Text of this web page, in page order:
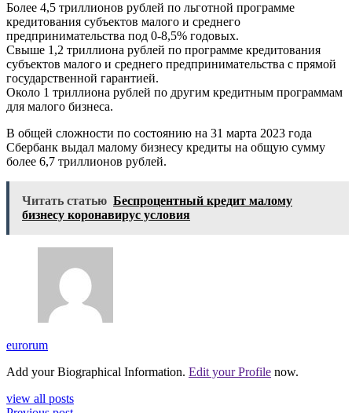
Более 4,5 триллионов рублей по льготной программе
кредитования субъектов малого и среднего
предпринимательства под 0-8,5% годовых.
Свыше 1,2 триллиона рублей по программе кредитования
субъектов малого и среднего предпринимательства с прямой
государственной гарантией.
Около 1 триллиона рублей по другим кредитным программам
для малого бизнеса.
В общей сложности по состоянию на 31 марта 2023 года
Сбербанк выдал малому бизнесу кредиты на общую сумму
более 6,7 триллионов рублей.
Читать статью Беспроцентный кредит малому
бизнесу коронавирус условия
eurorum
Add your Biographical Information. Edit your Profile now.
view all posts